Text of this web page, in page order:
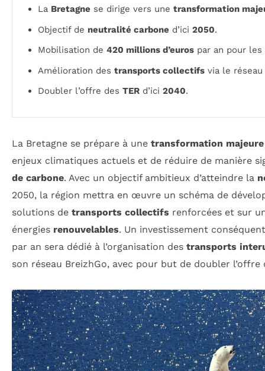
La Bretagne se dirige vers une transformation
Objectif de neutralité carbone d’ici 2050.
Mobilisation de 420 millions d’euros par an pour
Amélioration des transports collectifs via le réseau
Doubler l’offre des TER d’ici 2040.
La Bretagne se prépare à une transformation majeure
enjeux climatiques actuels et de réduire de manière
de carbone. Avec un objectif ambitieux d’atteindre la
2050, la région mettra en œuvre un schéma de
solutions de transports collectifs renforcées et sur
énergies renouvelables. Un investissement
par an sera dédié à l’organisation des transports
son réseau BreizhGo, avec pour but de doubler l’offre